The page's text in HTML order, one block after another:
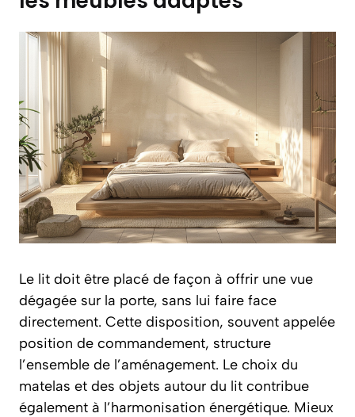
Le lit doit être placé de façon à offrir une vue
dégagée sur la porte, sans lui faire face
directement. Cette disposition, souvent appelée
position de commandement, structure
l’ensemble de l’aménagement. Le choix du
matelas et des objets autour du lit contribue
également à l’harmonisation énergétique. Mieux